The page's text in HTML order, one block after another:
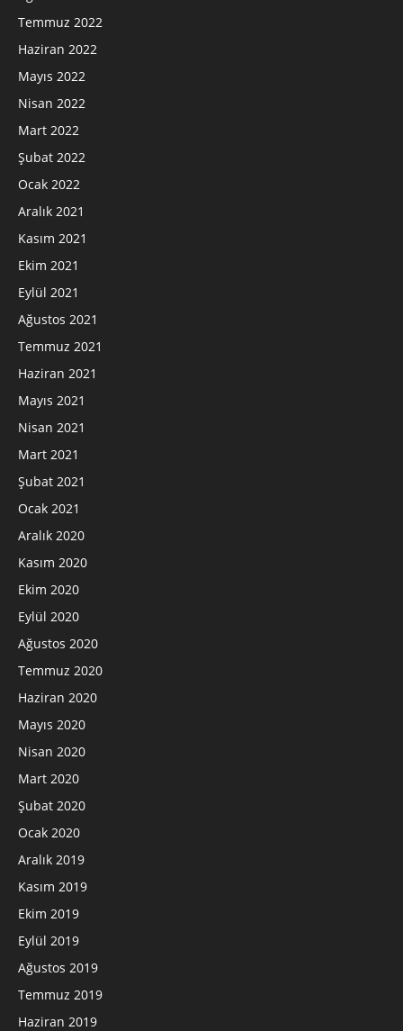
Temmuz 2022
Haziran 2022
Mayıs 2022
Nisan 2022
Mart 2022
Şubat 2022
Ocak 2022
Aralık 2021
Kasım 2021
Ekim 2021
Eylül 2021
Ağustos 2021
Temmuz 2021
Haziran 2021
Mayıs 2021
Nisan 2021
Mart 2021
Şubat 2021
Ocak 2021
Aralık 2020
Kasım 2020
Ekim 2020
Eylül 2020
Ağustos 2020
Temmuz 2020
Haziran 2020
Mayıs 2020
Nisan 2020
Mart 2020
Şubat 2020
Ocak 2020
Aralık 2019
Kasım 2019
Ekim 2019
Eylül 2019
Ağustos 2019
Temmuz 2019
Haziran 2019